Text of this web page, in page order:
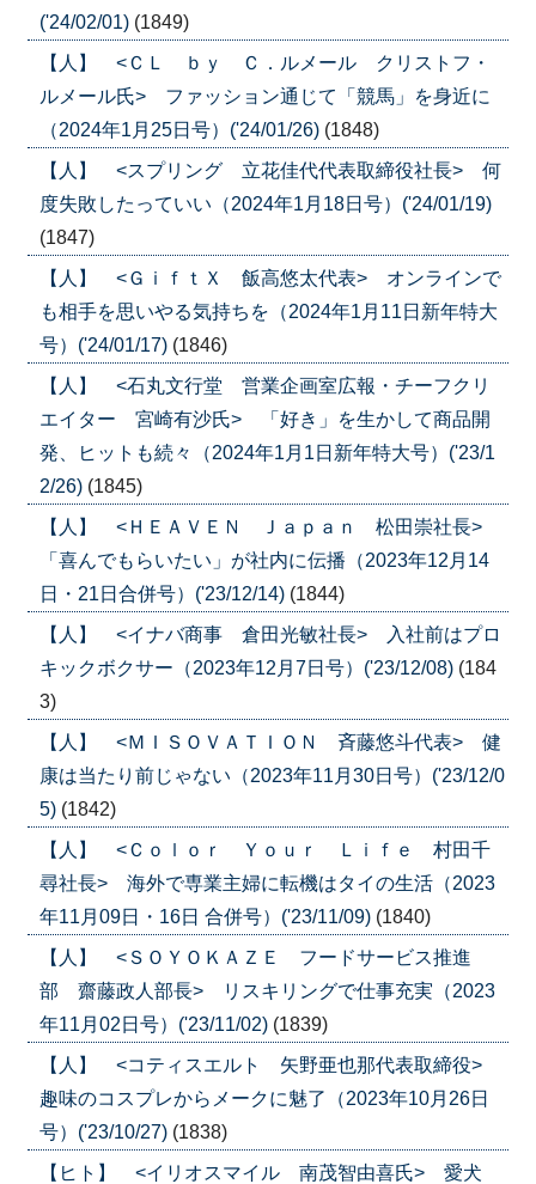
('24/02/01) (1849)
【人】 <ＣＬ ｂｙ Ｃ．ルメール クリストフ・
ルメール氏> ファッション通じて「競馬」を身近に
（2024年1月25日号）('24/01/26) (1848)
【人】 <スプリング 立花佳代代表取締役社長> 何
度失敗したっていい（2024年1月18日号）('24/01/19)
(1847)
【人】 <ＧｉｆｔＸ 飯高悠太代表> オンラインで
も相手を思いやる気持ちを（2024年1月11日新年特大
号）('24/01/17) (1846)
【人】 <石丸文行堂 営業企画室広報・チーフクリ
エイター 宮崎有沙氏> 「好き」を生かして商品開
発、ヒットも続々（2024年1月1日新年特大号）('23/1
2/26) (1845)
【人】 <ＨＥＡＶＥＮ Ｊａｐａｎ 松田崇社長>
「喜んでもらいたい」が社内に伝播（2023年12月14
日・21日合併号）('23/12/14) (1844)
【人】 <イナバ商事 倉田光敏社長> 入社前はプロ
キックボクサー（2023年12月7日号）('23/12/08) (184
3)
【人】 <ＭＩＳＯＶＡＴＩＯＮ 斉藤悠斗代表> 健
康は当たり前じゃない（2023年11月30日号）('23/12/0
5) (1842)
【人】 <Ｃｏｌｏｒ Ｙｏｕｒ Ｌｉｆｅ 村田千
尋社長> 海外で専業主婦に転機はタイの生活（2023
年11月09日・16日 合併号）('23/11/09) (1840)
【人】 <ＳＯＹＯＫＡＺＥ フードサービス推進
部 齋藤政人部長> リスキリングで仕事充実（2023
年11月02日号）('23/11/02) (1839)
【人】 <コティスエルト 矢野亜也那代表取締役>
趣味のコスプレからメークに魅了（2023年10月26日
号）('23/10/27) (1838)
【ヒト】 <イリオスマイル 南茂智由喜氏> 愛犬